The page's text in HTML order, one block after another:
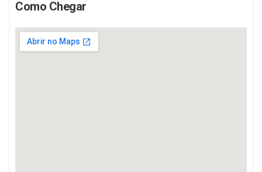
suas vidas, por meio de hábitos e escolhas inteligentes.
Visão
Como Chegar